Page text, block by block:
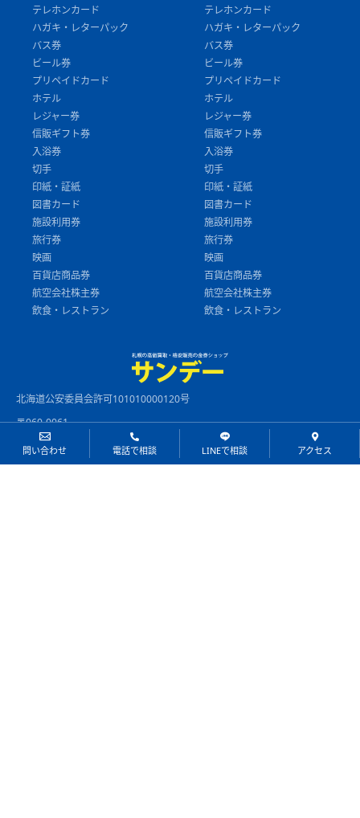
問い合わせ 電話で相談 LINEで相談 アクセス
テレホンカード
ハガキ・レターパック
バス券
ビール券
プリペイドカード
ホテル
レジャー券
信販ギフト券
入浴券
切手
印紙・証紙
図書カード
施設利用券
旅行券
映画
百貨店商品券
航空会社株主券
飲食・レストラン
テレホンカード
ハガキ・レターパック
バス券
ビール券
プリペイドカード
ホテル
レジャー券
信販ギフト券
入浴券
切手
印紙・証紙
図書カード
施設利用券
旅行券
映画
百貨店商品券
航空会社株主券
飲食・レストラン
北海道公安委員会許可101010000120号
〒060-0061
北海道札幌市中央区南1条西3丁目2
大丸藤井セントラルビル1階
【営業時間】10：00～18：00